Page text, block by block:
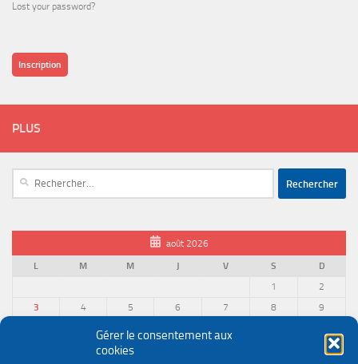
Gérer le consentement aux
cookies
Lost your password?
Inscription
PLUS
août 2026
L
M M J V S
D
1
2
3
4 5 6 7 8
9
12
19 23